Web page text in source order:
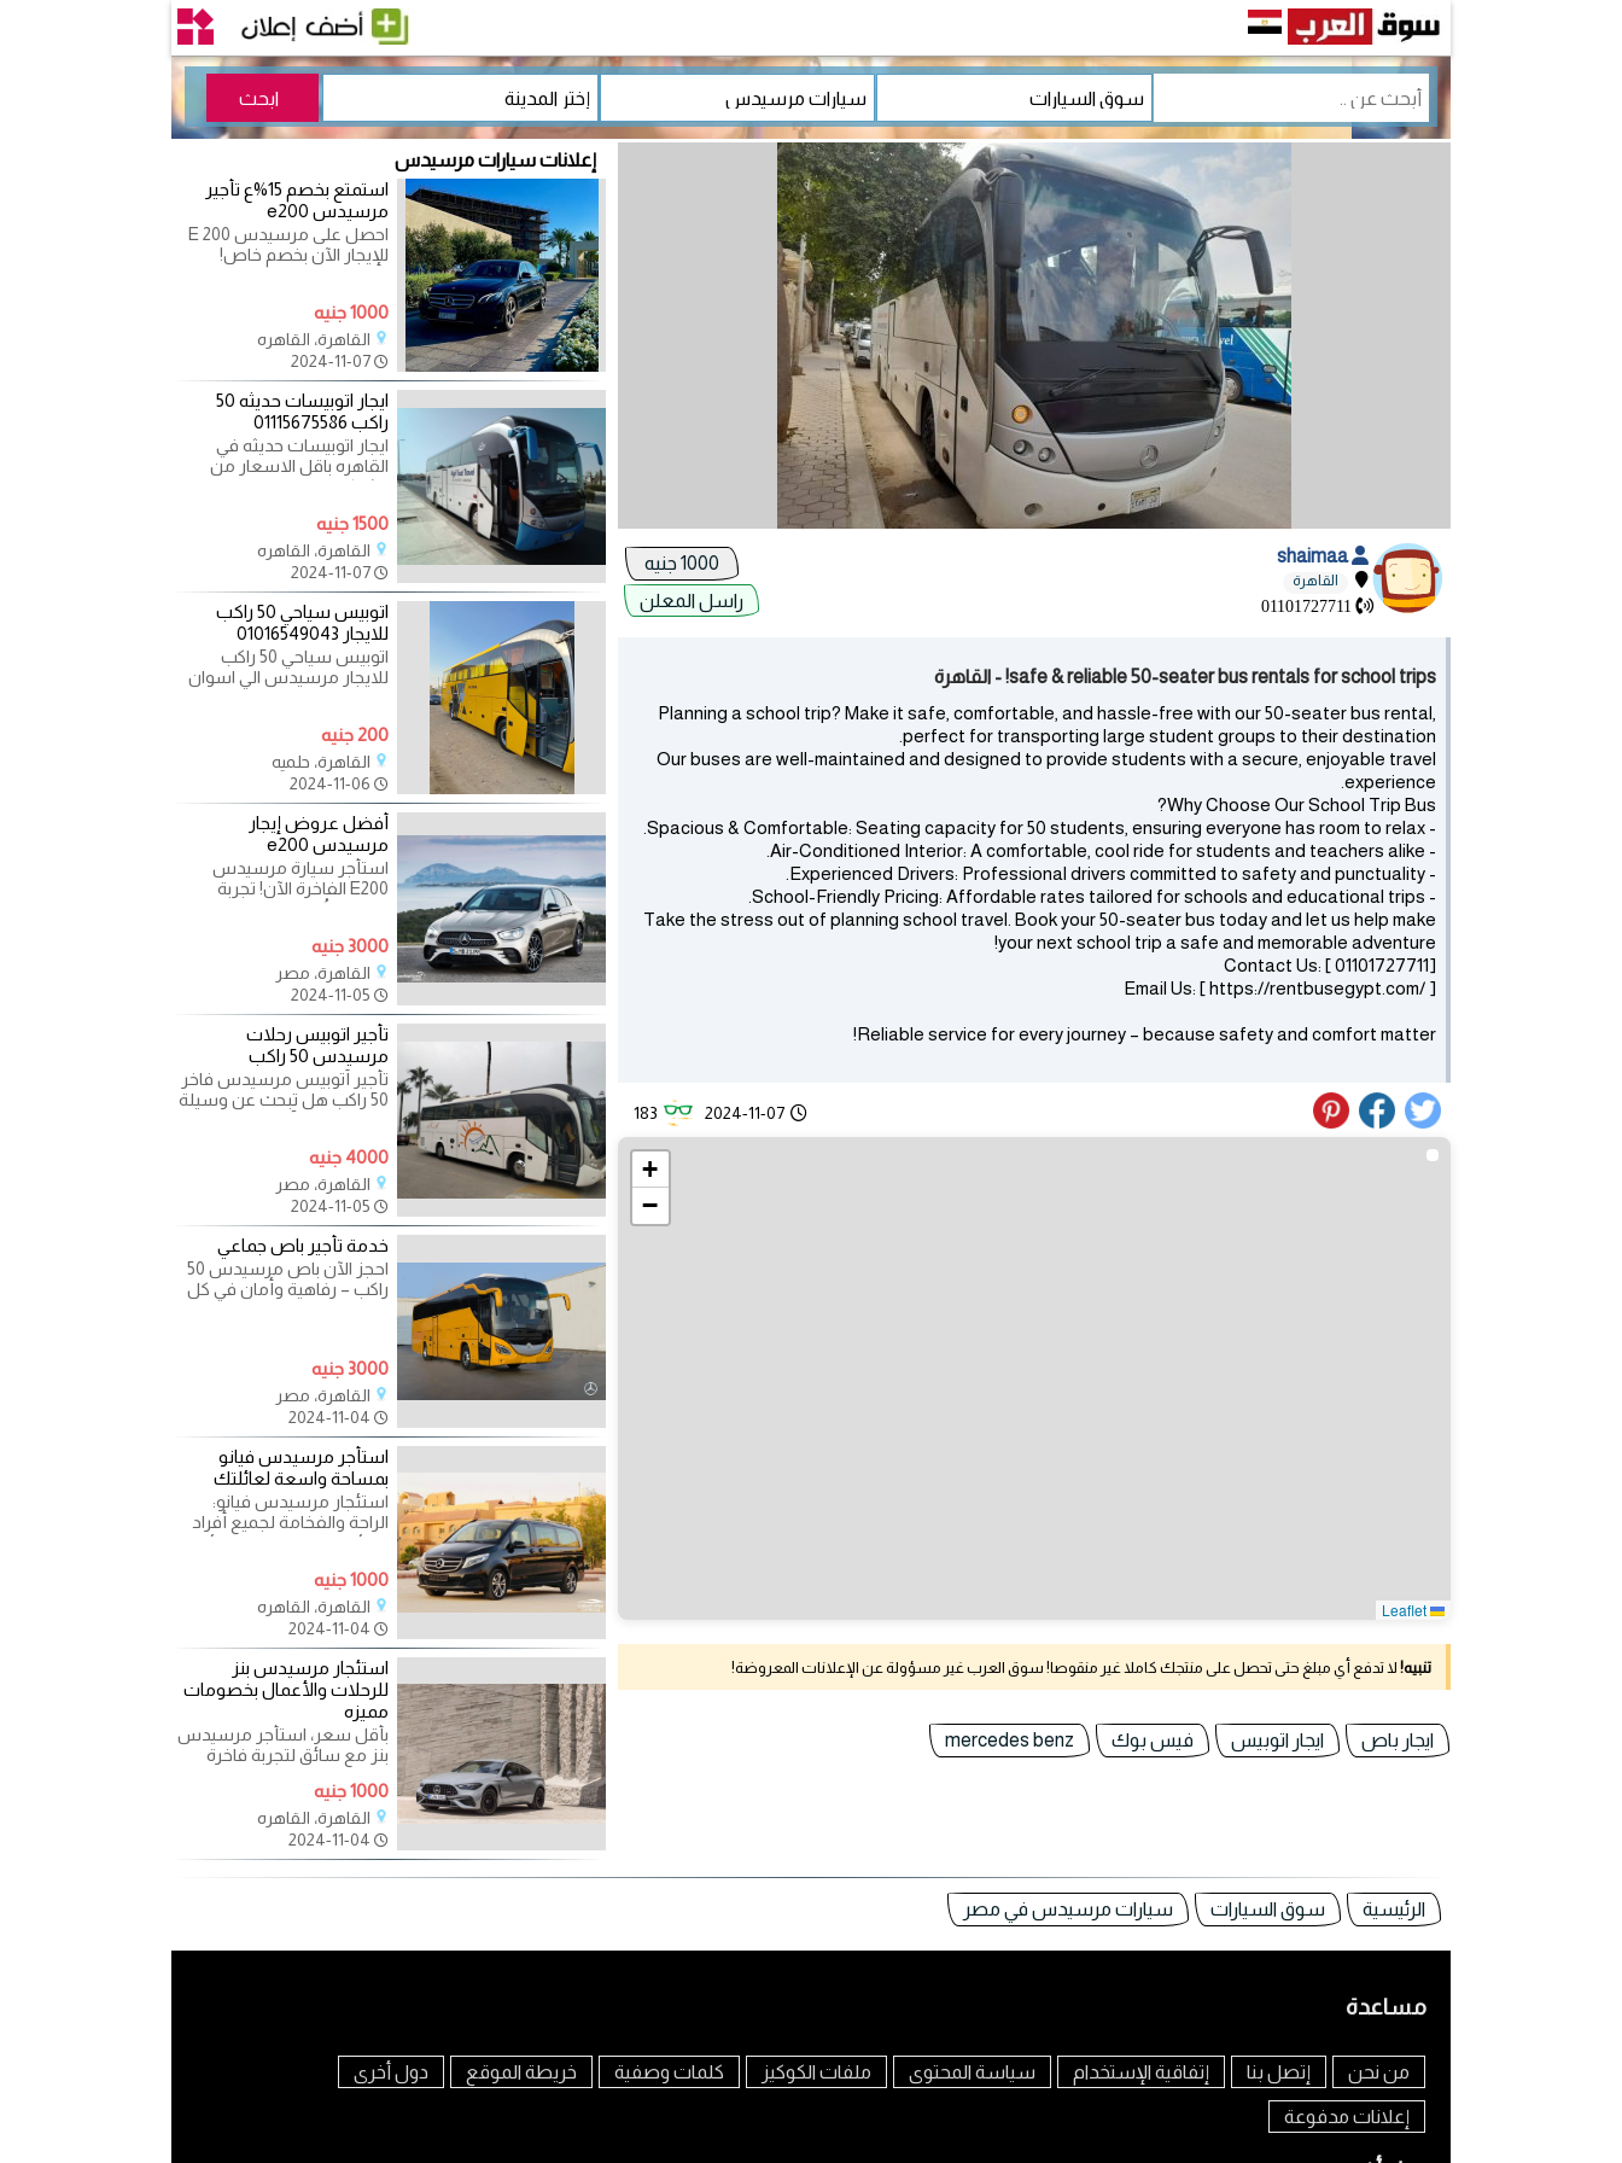
shaimaa
القاهرة
01101727711
راسل المعلن
safe & reliable 50-seater bus rentals for school trips! - القاهرة
Planning a school trip? Make it safe, comfortable, and hassle-free with our 50-seater bus rental,
perfect for transporting large student groups to their destination.
Our buses are well-maintained and designed to provide students with a secure, enjoyable travel
experience.
Why Choose Our School Trip Bus?
- Spacious & Comfortable: Seating capacity for 50 students, ensuring everyone has room to relax.
- Air-Conditioned Interior: A comfortable, cool ride for students and teachers alike.
- Experienced Drivers: Professional drivers committed to safety and punctuality.
- School-Friendly Pricing: Affordable rates tailored for schools and educational trips.
Take the stress out of planning school travel. Book your 50-seater bus today and let us help make
your next school trip a safe and memorable adventure!
Contact Us: [ 01101727711]
Email Us: [ https://rentbusegypt.com/ ]
Reliable service for every journey – because safety and comfort matter!
2024-11-07
183
+
−
تنبيه! لا تدفع أي مبلغ حتى تحصل على منتجك كاملا غير منقوصا! سوق العرب غير مسؤولة عن الإعلانات المعروضة!
ايجار باص ايجار اتوبيس فيس بوك mercedes benz
إعلانات سيارات مرسيدس
استمتع بخصم 15%ع تأجير
مرسيدس e200
احصل على مرسيدس E 200
للإيجار الآن بخصم خاص!
200، السيارة
1000 جنيه
القاهرة، القاهره
2024-11-07
ايجار اتوبيسات حديثه 50
راكب 01115675586
ايجار اتوبيسات حديثه في
القاهره باقل الاسعار من
الشركه الدوليه للنقل
مكيف
1500 جنيه
القاهرة، القاهره
2024-11-07
اتوبيس سياحي 50 راكب
للايجار 01016549043
اتوبيس سياحي 50 راكب
للايجار مرسيدس الي اسوان
مكيف
200 جنيه
القاهرة، حلميه
2024-11-06
أفضل عروض إيجار
مرسيدس e200
استأجر سيارة مرسيدس
E200 الفاخرة الآن! تجربة
قيادة لا تُنسى وفخامة تتجاوز
E200
3000 جنيه
القاهرة، مصر
2024-11-05
تأجير اتوبيس رحلات
مرسيدس 50 راكب
تأجير أتوبيس مرسيدس فاخر
50 راكب هل تبحث عن وسيلة
4000 جنيه
القاهرة، مصر
2024-11-05
خدمة تأجير باص جماعي
احجز الآن باص مرسيدس 50
راكب – رفاهية وأمان في كل
3000 جنيه
القاهرة، مصر
2024-11-04
استأجر مرسيدس فيانو
بمساحة واسعة لعائلتك
استئجار مرسيدس فيانو:
الراحة والفخامة لجميع أفراد
العائلة اجعل رحلاتك العائلية
1000 جنيه
القاهرة، القاهره
2024-11-04
استئجار مرسيدس بنز
للرحلات والأعمال بخصومات
مميزه
بأقل سعر، استأجر مرسيدس
بنز مع سائق لتجربة فاخرة
فاخرة ومريحة في
1000 جنيه
القاهرة، القاهره
2024-11-04
الرئيسية سوق السيارات سيارات مرسيدس في مصر
مساعدة
من نحن إتصل بنا إتفاقية الإستخدام سياسة المحتوى ملفات الكوكيز كلمات وصفية خريطة الموقع دول أخرى
إعلانات مدفوعة